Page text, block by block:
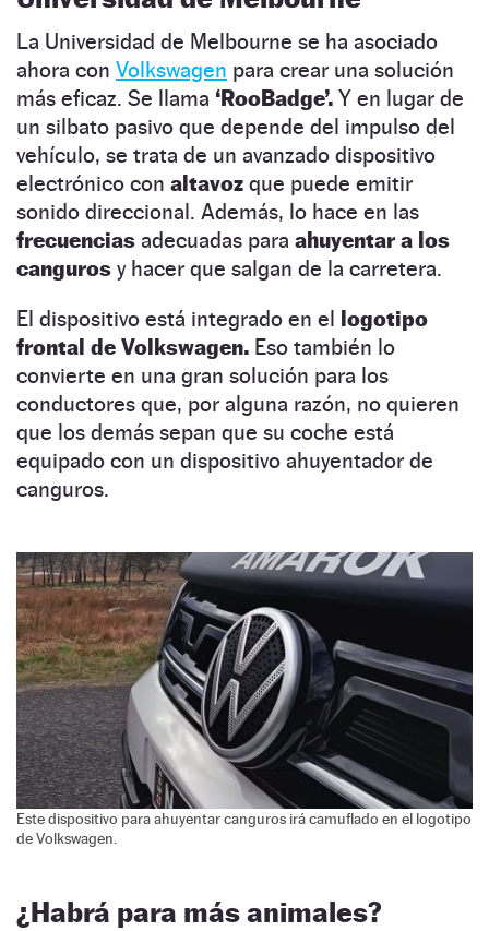
La Universidad de Melbourne se ha asociado
ahora con Volkswagen para crear una solución
más eficaz. Se llama ‘RooBadge’. Y en lugar de
un silbato pasivo que depende del impulso del
vehículo, se trata de un avanzado dispositivo
electrónico con altavoz que puede emitir
sonido direccional. Además, lo hace en las
frecuencias adecuadas para ahuyentar a los
canguros y hacer que salgan de la carretera.
El dispositivo está integrado en el logotipo
frontal de Volkswagen. Eso también lo
convierte en una gran solución para los
conductores que, por alguna razón, no quieren
que los demás sepan que su coche está
equipado con un dispositivo ahuyentador de
canguros.
Este dispositivo para ahuyentar canguros irá camuflado en el logotipo
de Volkswagen.
¿Habrá para más animales?